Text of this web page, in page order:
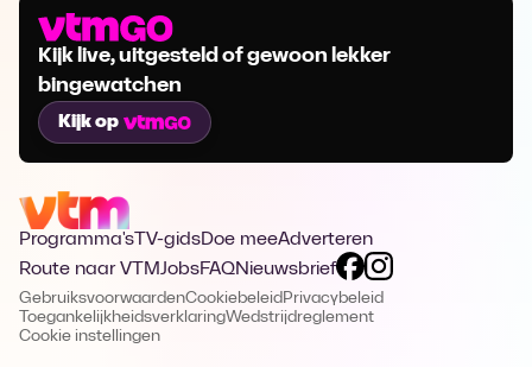
Kijk live, uitgesteld of gewoon lekker
bingewatchen
Kijk op
Programma's TV-gidsDoe meeAdverteren
Route naar VTMJobsFAQNieuwsbrief
GebruiksvoorwaardenCookiebeleid Privacybeleid
ToegankelijkheidsverklaringWedstrijdreglement
Cookie instellingen